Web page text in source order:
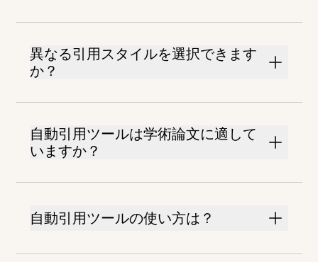
異なる引用スタイルを選択できます
か？
自動引用ツールは学術論文に適して
いますか？
自動引用ツールの使い方は？